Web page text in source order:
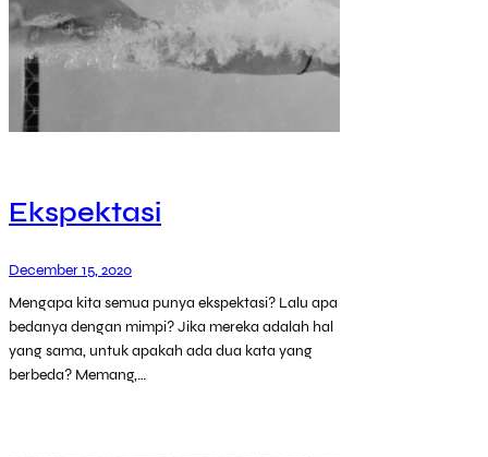
Ekspektasi
December 15, 2020
Mengapa kita semua punya ekspektasi? Lalu apa
bedanya dengan mimpi? Jika mereka adalah hal
yang sama, untuk apakah ada dua kata yang
berbeda? Memang,…